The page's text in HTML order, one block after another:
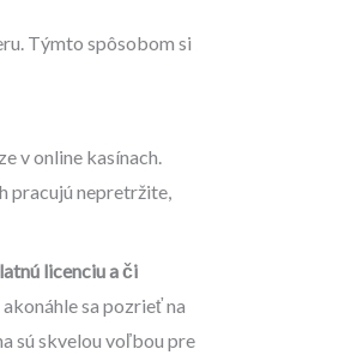
Týmto spôsobom si
v online kasínach.
pracujú nepretržite,
licenciu a či
sa pozrieť na
sú skvelou voľbou pre